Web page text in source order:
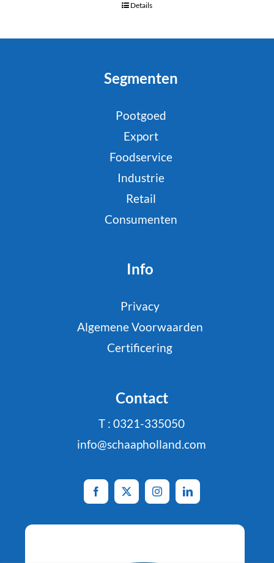
Details
Segmenten
Pootgoed
Export
Foodservice
Industrie
Retail
Consumenten
Info
Privacy
Algemene Voorwaarden
Certificering
Contact
T : 0321-335050
info@schaapholland.com